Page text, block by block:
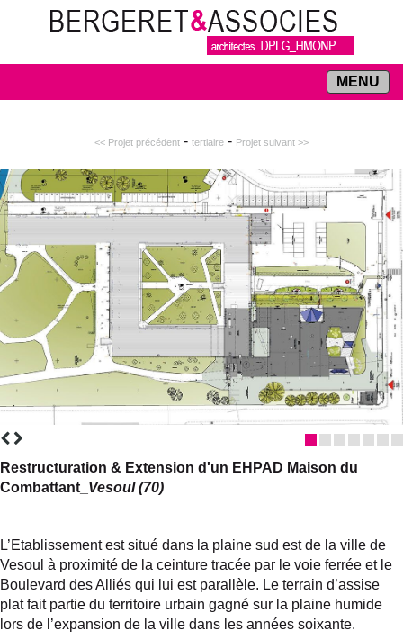
MENU
<< Projet précédent - tertiaire - Projet suivant >>
Restructuration & Extension d'un EHPAD Maison du
Combattant_ Vesoul (70)
L’Etablissement est situé dans la plaine sud est de la ville de
Vesoul à proximité de la ceinture tracée par le voie ferrée et le
Boulevard des Alliés qui lui est parallèle. Le terrain d’assise
plat fait partie du territoire urbain gagné sur la plaine humide
lors de l’expansion de la ville dans les années soixante.